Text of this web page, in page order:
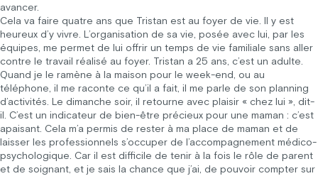
avancer.
Cela va faire quatre ans que Tristan est au foyer de vie. Il y est
heureux d’y vivre. L’organisation de sa vie, posée avec lui, par les
équipes, me permet de lui offrir un temps de vie familiale sans aller
contre le travail réalisé au foyer. Tristan a 25 ans, c’est un adulte.
Quand je le ramène à la maison pour le week-end, ou au
téléphone, il me raconte ce qu’il a fait, il me parle de son planning
d’activités. Le dimanche soir, il retourne avec plaisir « chez lui », dit-
il. C’est un indicateur de bien-être précieux pour une maman : c’est
apaisant. Cela m’a permis de rester à ma place de maman et de
laisser les professionnels s’occuper de l’accompagnement médico-
psychologique. Car il est difficile de tenir à la fois le rôle de parent
et de soignant, et je sais la chance que j’ai, de pouvoir compter sur